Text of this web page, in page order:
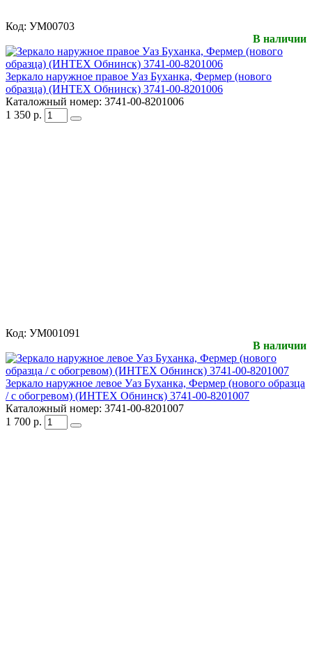
Код: УМ00703
В наличии
Зеркало наружное правое Уаз Буханка, Фермер (нового
образца) (ИНТЕХ Обнинск) 3741-00-8201006
Каталожный номер: 3741-00-8201006
1 350 р.
Код: УМ001091
В наличии
Зеркало наружное левое Уаз Буханка, Фермер (нового образца
/ с обогревом) (ИНТЕХ Обнинск) 3741-00-8201007
Каталожный номер: 3741-00-8201007
1 700 р.